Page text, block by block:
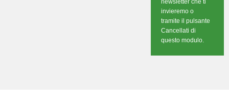
newsletter che ti
invieremo o
tramite il pulsante
Cancellati di
questo modulo.